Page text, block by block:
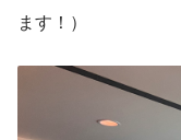
ます！）